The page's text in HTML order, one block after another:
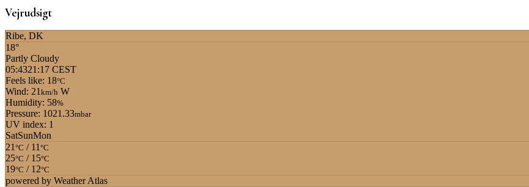
Vejrudsigt
Ribe, DK
18°
Partly Cloudy
05:4321:17 CEST
Feels like: 18°C
Wind: 21 km/h W
Humidity: 58%
Pressure: 1021.33mbar
UV index: 1
SatSunMon
21 °C / 11 °C
25°C / 15°C
19°C / 12°C
powered by Weather Atlas